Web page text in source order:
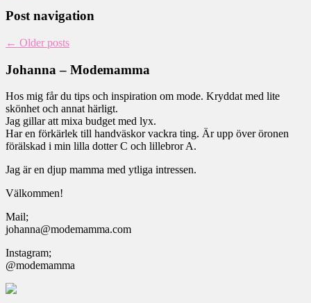
Post navigation
← Older posts
Johanna – Modemamma
Hos mig får du tips och inspiration om mode. Kryddat med lite
skönhet och annat härligt.
Jag gillar att mixa budget med lyx.
Har en förkärlek till handväskor vackra ting. Är upp över öronen
förälskad i min lilla dotter C och lillebror A.
Jag är en djup mamma med ytliga intressen.
Välkommen!
Mail;
johanna@modemamma.com
Instagram;
@modemamma